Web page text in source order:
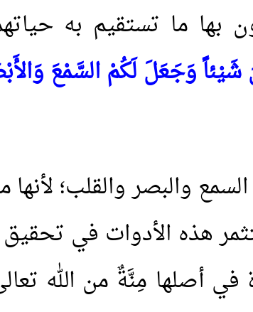
بها ما تستقيم به
وَجَعَلَ لَكُمْ السَّمْعَ
والبصر والقلب؛ لأنها
هذه الأدوات في
في أصلها مِنَّةٌ من الله